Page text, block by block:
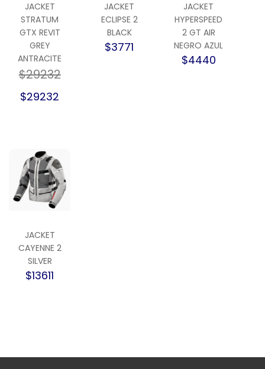
JACKET
STRATUM
GTX REVIT
GREY
ANTRACITE
$29232
$29232
JACKET
ECLIPSE 2
BLACK
$3771
JACKET
HYPERSPEED
2 GT AIR
NEGRO AZUL
$4440
JACKET
CAYENNE 2
SILVER
$13611